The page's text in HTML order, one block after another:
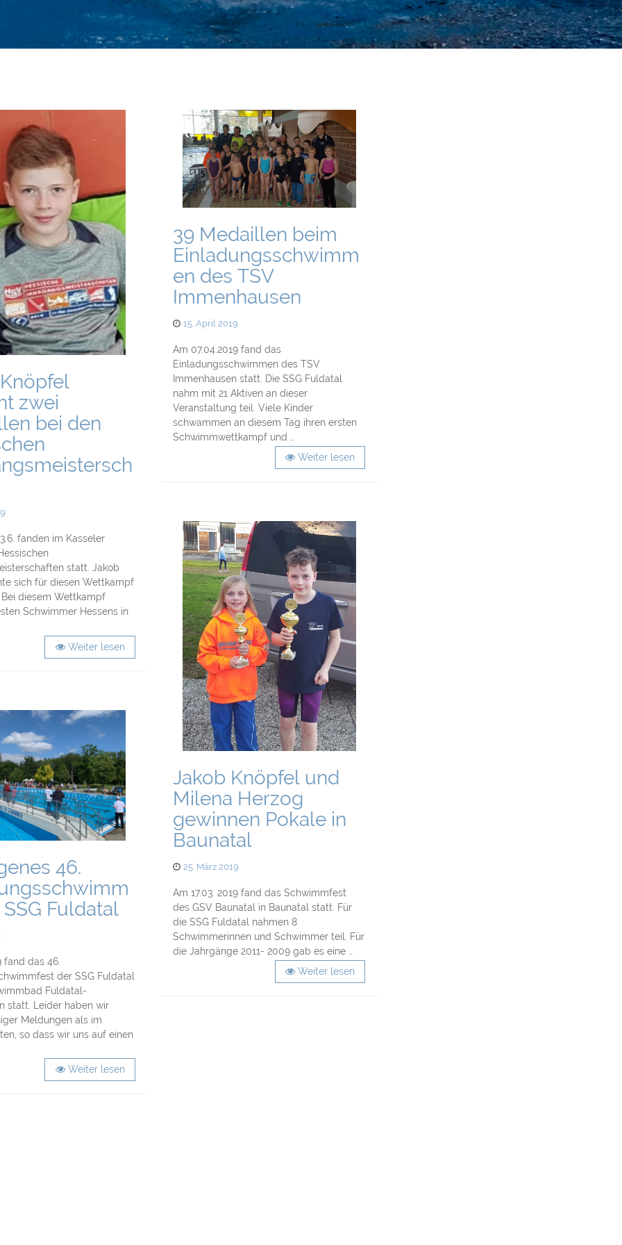
zwei
bei den
fanden im Kasseler
statt. Jakob
sich für diesen Wettkampf
diesem Wettkampf
Schwimmer Hessens in
Weiter lesen
46.
Fuldatal
fand das 46.
der SSG Fuldatal
Fuldatal-
statt. Leider haben wir
Meldungen als im
so dass wir uns auf einen
Weiter lesen
39 Medaillen beim
Einladungsschwimm
en des TSV
Immenhausen
Posted
15. April 2019
Am 07.04.2019 fand das
Einladungsschwimmen des TSV
Immenhausen statt. Die SSG Fuldatal
nahm mit 21 Aktiven an dieser
Veranstaltung teil. Viele Kinder
schwammen an diesem Tag ihren ersten
Schwimmwettkampf und …
Weiter lesen
Jakob Knöpfel und
Milena Herzog
gewinnen Pokale in
Baunatal
Posted
25. März 2019
Am 17.03. 2019 fand das Schwimmfest
des GSV Baunatal in Baunatal statt. Für
die SSG Fuldatal nahmen 8
Schwimmerinnen und Schwimmer teil. Für
die Jahrgänge 2011- 2009 gab es eine …
Weiter lesen